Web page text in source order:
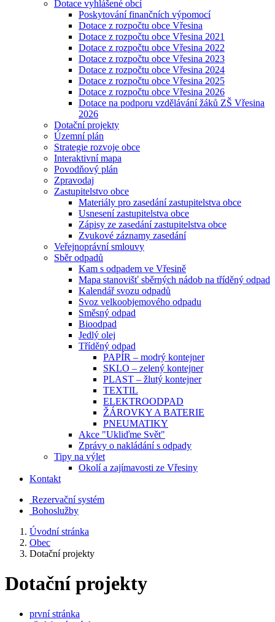
Dotace vyhlášené obcí
Poskytování finančních výpomocí
Dotace z rozpočtu obce Vřesina
Dotace z rozpočtu obce Vřesina 2021
Dotace z rozpočtu obce Vřesina 2022
Dotace z rozpočtu obce Vřesina 2023
Dotace z rozpočtu obce Vřesina 2024
Dotace z rozpočtu obce Vřesina 2025
Dotace z rozpočtu obce Vřesina 2026
Dotace na podporu vzdělávání žáků ZŠ Vřesina
2026
Dotační projekty
Územní plán
Strategie rozvoje obce
Interaktivní mapa
Povodňový plán
Zpravodaj
Zastupitelstvo obce
Materiály pro zasedání zastupitelstva obce
Usnesení zastupitelstva obce
Zápisy ze zasedání zastupitelstva obce
Zvukové záznamy zasedání
Veřejnoprávní smlouvy
Sběr odpadů
Kam s odpadem ve Vřesině
Mapa stanovišť sběrných nádob na tříděný odpad
Kalendář svozu odpadů
Svoz velkoobjemového odpadu
Směsný odpad
Bioodpad
Jedlý olej
Tříděný odpad
PAPÍR – modrý kontejner
SKLO – zelený kontejner
PLAST – žlutý kontejner
TEXTIL
ELEKTROODPAD
ŽÁROVKY A BATERIE
PNEUMATIKY
Akce "Ukliďme Svět"
Zprávy o nakládání s odpady
Tipy na výlet
Okolí a zajímavosti ze Vřesiny
Kontakt
Rezervační systém
Bohoslužby
Úvodní stránka
Obec
Dotační projekty
Dotační projekty
první stránka